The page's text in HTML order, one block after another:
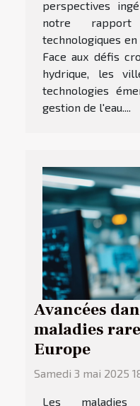
perspectives
notre
technologiques
Face aux défis
hydrique, les
technologies
gestion de l'eau....
Avancées
maladies
Europe
Samedi 3 mai 2025
Les